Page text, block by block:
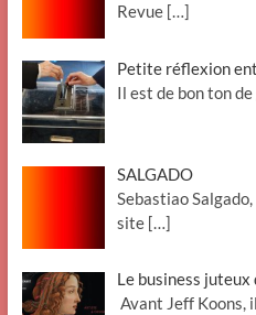
Revue […]
Petite réflexion
Il est de bon ton
SALGADO
Sebastiao
site […]
Le business
Avant Jeff Koons,